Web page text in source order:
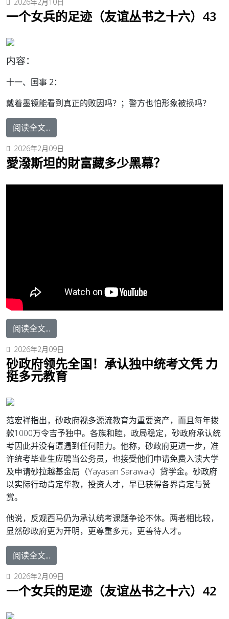
一个女兵的足迹（友谊丛书之十六）43
内容：
十一、国事 2：
戴着墨镜能看到真正的败因吗？；警方也怕形象被损吗？
阅读全文...
2026年2月09日
愛潑斯坦的財富藏多少黑幕？
阅读全文...
2026年2月09日
砂政府领先全国！承认独中统考文凭 力
挺多元教育
范宏祥指出，砂政府视多源流教育为重要资产，而且每年拨
款1000万令吉予独中。各族和睦，政局稳定，砂政府承认统
考因此并没有遭遇到任何阻力。 他称，砂政府更进一步，准
许统考毕业生应聘当公务员，也接受他们申请免费入读大学
及申请砂拉越基金局（Yayasan Sarawak）贷学金。砂政府
以实际行动肯定华教，投资人才，早已获得各界肯定与赞
赏。
他说，反观西马仍为承认统考课题争论不休。两者相比较，
显然砂政府更为开明，更尊重多元，更善待人才。
阅读全文...
2026年2月09日
一个女兵的足迹（友谊丛书之十六）42